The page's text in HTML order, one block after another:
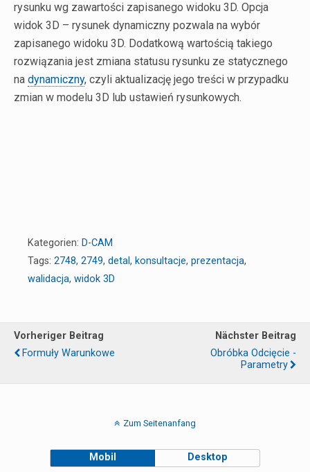
rysunku wg zawartości zapisanego widoku 3D. Opcja
widok 3D – rysunek dynamiczny pozwala na wybór
zapisanego widoku 3D. Dodatkową wartością takiego
rozwiązania jest zmiana statusu rysunku ze statycznego
na dynamiczny, czyli aktualizację jego treści w przypadku
zmian w modelu 3D lub ustawień rysunkowych.
Kategorien: D-CAM
Tags: 2748, 2749, detal, konsultacje, prezentacja,
walidacja, widok 3D
Vorheriger Beitrag
Formuły Warunkowe
Nächster Beitrag
Obróbka Odcięcie -
Parametry
Zum Seitenanfang
Mobil Desktop